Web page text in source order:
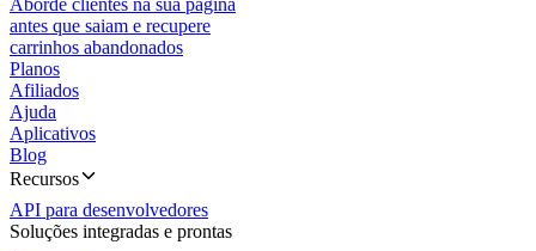
Aborde clientes na sua página
antes que saiam e recupere
carrinhos abandonados
Planos
Afiliados
Ajuda
Aplicativos
Blog
Recursos
API para desenvolvedores
Soluções integradas e prontas